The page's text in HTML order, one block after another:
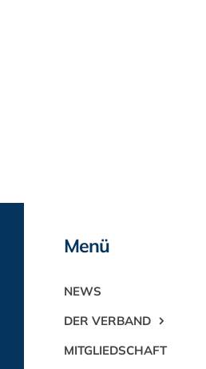
Menü
NEWS
DER VERBAND
MITGLIEDSCHAFT